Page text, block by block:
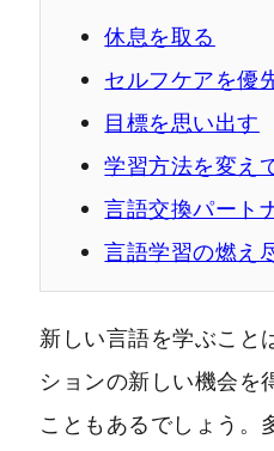
休息を取る
セルフケアを優
目標を思い出す
学習方法を変え
言語交換パート
言語学習の燃え
新しい言語を学ぶこと
ションの新しい機会を
こともあるでしょう。